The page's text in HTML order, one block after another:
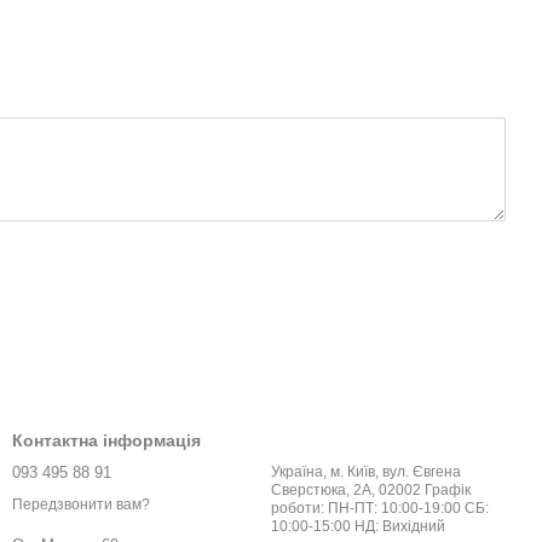
Контактна інформація
093 495 88 91
Передзвонити вам?
Україна, м. Київ, вул. Євгена
Сверстюка, 2А, 02002 Графік
роботи: ПН-ПТ: 10:00-19:00 СБ:
10:00-15:00 НД: Вихідний